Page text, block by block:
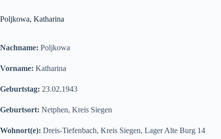
Poljkowa, Katharina
Nachname: Poljkowa
Vorname: Katharina
Geburtstag: 23.02.1943
Geburtsort: Netphen, Kreis Siegen
Wohnort(e): Dreis-Tiefenbach, Kreis Siegen, Lager Alte Burg 14